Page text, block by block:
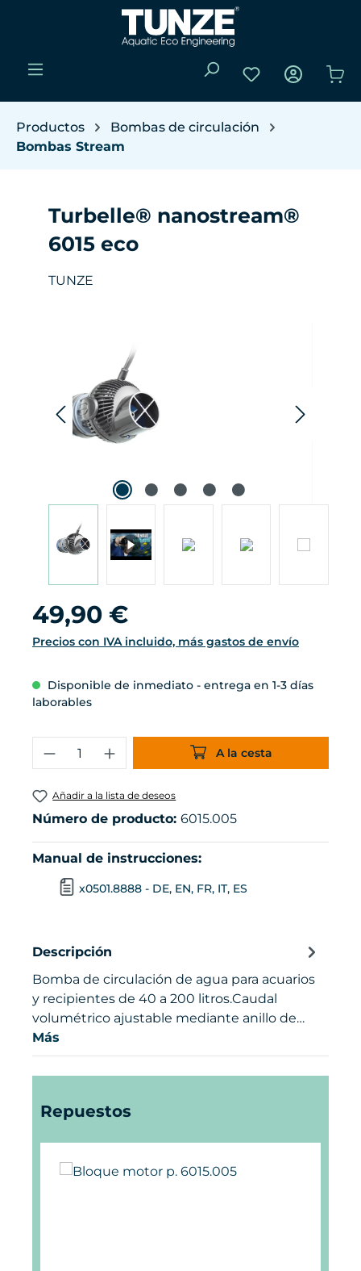
Saltar al contenido principal
Tienes 0 El
Productos
Bombas de circulación
Bombas Stream
Turbelle® nanostream®
6015 eco
TUNZE
Precio normal:
49,90 €
Precios con IVA incluido, más gastos de envío
Disponible de inmediato - entrega en 1-3 días
laborables
Cantidad del producto: introduce
A la cesta
Añadir a la lista de deseos
Número de producto: 6015.005
Manual de instrucciones:
x0501.8888 - DE, EN, FR, IT, ES
Descripción
Bomba de circulación de agua para acuarios
y recipientes de 40 a 200 litros.Caudal
volumétrico ajustable mediante anillo de…
Más
Omitir la galería de productos
Repuestos